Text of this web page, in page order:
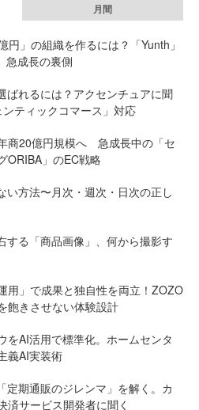
月間
円」の組織を作るには？「Yunth」
急成長の裏側
ばれるには？アクセンチュアに聞
ティックコマース」対応
商20億円規模へ 急成長中の「セ
ORIBA」のEC戦略
い方法〜月次・週次・日次の正し
する「商品画像」、何から撮影す
用」で成果と独自性を両立！ZOZO
飽きさせない体験設計
をAI活用で標準化。ホームセンタ
義AI実装術
定期通販のジレンマ」を解く。カ
済サービス開発者に聞く